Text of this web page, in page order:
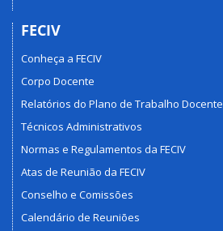
FECIV
Conheça a FECIV
Corpo Docente
Relatórios do Plano de Trabalho Docente
Técnicos Administrativos
Normas e Regulamentos da FECIV
Atas de Reunião da FECIV
Conselho e Comissões
Calendário de Reuniões